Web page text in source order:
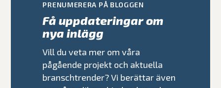
PRENUMERERA PÅ BLOGGEN
Få uppdateringar om
nya inlägg
Vill du veta mer om våra
pågående projekt och aktuella
branschtrender? Vi berättar även